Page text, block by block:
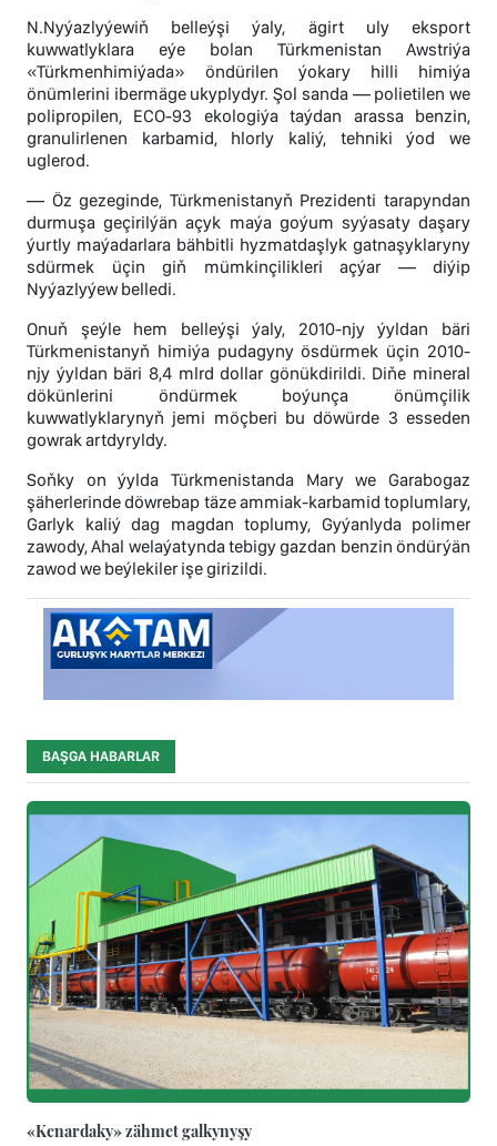
N.Nyýazlyýewiň belleýşi ýaly, ägirt uly eksport
kuwwatlyklara eýe bolan Türkmenistan Awstriýa
«Türkmenhimiýada» öndürilen ýokary hilli himiýa
önümlerini ibermäge ukyplydyr. Şol sanda — polietilen we
polipropilen, ECO-93 ekologiýa taýdan arassa benzin,
granulirlenen karbamid, hlorly kaliý, tehniki ýod we
uglerod.
— Öz gezeginde, Türkmenistanyň Prezidenti tarapyndan
durmuşa geçirilýän açyk maýa goýum syýasaty daşary
ýurtly maýadarlara bähbitli hyzmatdaşlyk gatnaşyklaryny
sdürmek üçin giň mümkinçilikleri açýar — diýip
Nyýazlyýew belledi.
Onuň şeýle hem belleýşi ýaly, 2010-njy ýyldan bäri
Türkmenistanyň himiýa pudagyny ösdürmek üçin 2010-
njy ýyldan bäri 8,4 mlrd dollar gönükdirildi. Diňe mineral
dökünlerini öndürmek boýunça önümçilik
kuwwatlyklarynyň jemi möçberi bu döwürde 3 esseden
gowrak artdyryldy.
Soňky on ýylda Türkmenistanda Mary we Garabogaz
şäherlerinde döwrebap täze ammiak-karbamid toplumlary,
Garlyk kaliý dag magdan toplumy, Gyýanlyda polimer
zawody, Ahal welaýatynda tebigy gazdan benzin öndürýän
zawod we beýlekiler işe girizildi.
BAŞGA HABARLAR
«Kenardaky» zähmet galkynyşy